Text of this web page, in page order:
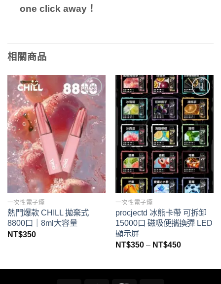
one click away！
相關商品
Add to
wishlist
一次性電子煙
熱門爆款 CHILL 拋棄式
8800口｜8ml大容量
NT$350
Add to
wishlist
一次性電子煙
procjectd 冰熊卡帶 可拆卸
15000口 磁吸便攜換彈 LED
顯示屏
NT$350 – NT$450價
圍：